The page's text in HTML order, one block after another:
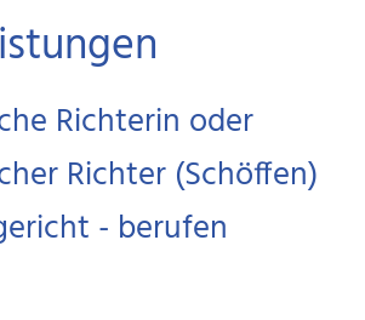
Richterin oder
Richter (Schöffen)
- berufen